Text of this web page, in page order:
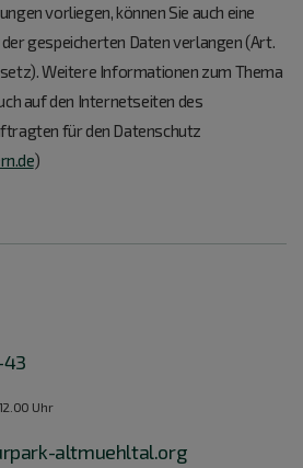
vorliegen, können Sie auch eine
gespeicherten Daten verlangen (Art.
Weitere Informationen zum Thema
auf den Internetseiten des
für den Datenschutz
)
Uhr
altmuehltal.org